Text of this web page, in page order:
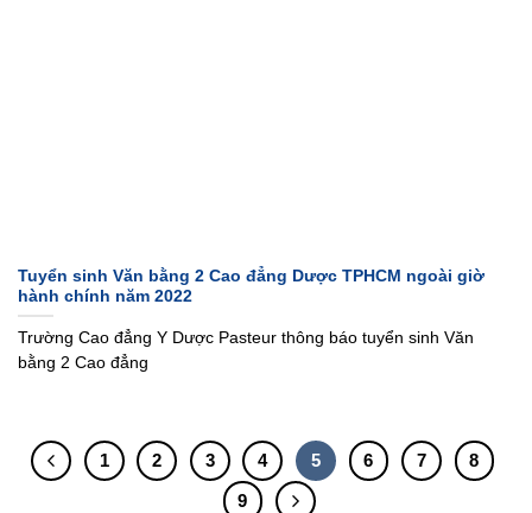
Tuyển sinh Văn bằng 2 Cao đẳng Dược TPHCM ngoài giờ
hành chính năm 2022
Trường Cao đẳng Y Dược Pasteur thông báo tuyển sinh Văn
bằng 2 Cao đẳng
1 2 3 4 5 6 7
8
9